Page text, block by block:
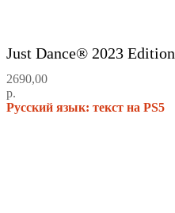
Just Dance® 2023 Edition
2690,00
р.
Русский язык: текст на PS5